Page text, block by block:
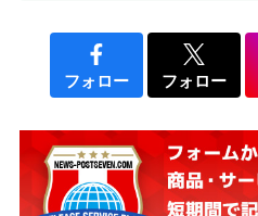
フォロー フォロー